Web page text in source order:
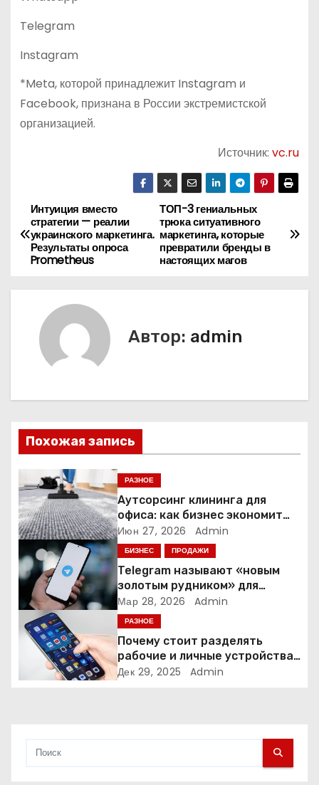
Telegram
Instagram
*Meta, которой принадлежит Instagram и
Facebook, признана в России экстремистской
организацией.
Источник:vc.ru
Н
а
ц
и
я
п
о
з
а
п
и
ТОП-3 гениальных
трюка ситуативного
маркетинга, которые
превратили бренды в
настоящих магов
Интуиция вместо
стратегии — реалии
украинского маркетинга.
Результаты опроса
Prometheus
Автор: admin
Похожая запись
РАЗНОЕ
Аутсорсинг клининга для
офиса: как бизнес экономит
время и деньги на уборке
Июн 27, 2026 Admin
БИЗНЕС ПРОДАЖИ
Telegram называют «новым
золотым рудником» для
креаторов: как блогеры
создают онлайн-бизнес
Мар 28, 2026 Admin
РАЗНОЕ
Почему стоит разделять
рабочие и личные устройства
— и чем опасно всё смешивать
Дек 29, 2025 Admin